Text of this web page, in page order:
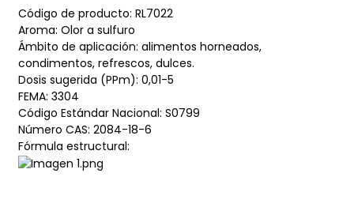
Código de producto: RL7022
Aroma: Olor a sulfuro
Ámbito de aplicación: alimentos horneados,
condimentos, refrescos, dulces.
Dosis sugerida (PPm): 0,01-5
FEMA: 3304
Código Estándar Nacional: S0799
Número CAS: 2084-18-6
Fórmula estructural: